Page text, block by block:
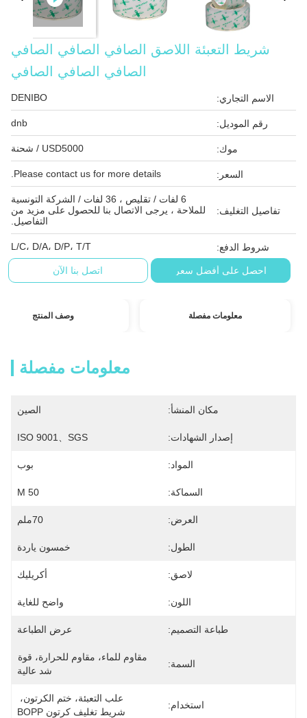
شريط التعبئة اللاصق الصافي الصافي الصافي
الصافي الصافي الصافي
الاسم التجاري: DENIBO
رقم الموديل: dnb
موك: USD5000 / شحنة
السعر: Please contact us for more details.
تفاصيل التغليف:
6 لفات / تقليص ، 36 لفات / الشركة التونسية
للملاحة ، يرجى الاتصال بنا للحصول على مزيد من
التفاصيل.
شروط الدفع: L/C، D/A، D/P، T/T
احصل على أفضل سعر اتصل بنا الآن
معلومات مفصلة وصف المنتج
معلومات مفصلة
مكان المنشأ: الصين
إصدار الشهادات: ISO 9001、SGS
المواد: بوب
السماكة: 50 Μ
العرض: 70ملم
الطول: خمسون ياردة
لاصق: أكريليك
اللون: واضح للغاية
طباعة التصميم: عرض الطباعة
السمة:
شد عالية
استخدام:
شريط تغليف كرتون BOPP